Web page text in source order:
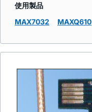
使用製品
MAX7032
MAXQ610